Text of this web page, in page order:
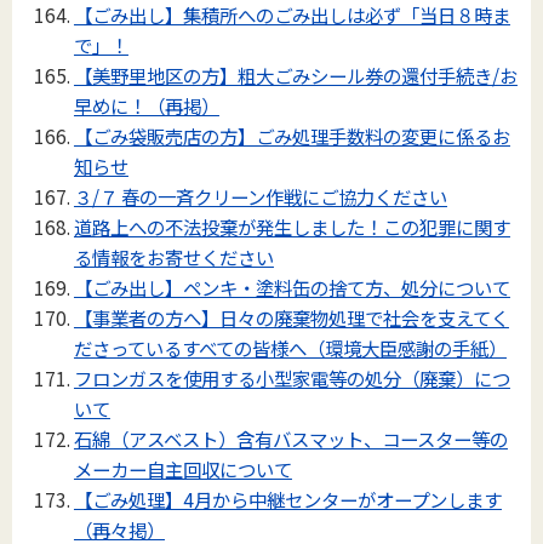
【ごみ出し】集積所へのごみ出しは必ず「当日８時ま
で」！
【美野里地区の方】粗大ごみシール券の還付手続き/お
早めに！（再掲）
【ごみ袋販売店の方】ごみ処理手数料の変更に係るお
知らせ
３/７ 春の一斉クリーン作戦にご協力ください
道路上への不法投棄が発生しました！この犯罪に関す
る情報をお寄せください
【ごみ出し】ペンキ・塗料缶の捨て方、処分について
【事業者の方へ】日々の廃棄物処理で社会を支えてく
ださっているすべての皆様へ（環境大臣感謝の手紙）
フロンガスを使用する小型家電等の処分（廃棄）につ
いて
石綿（アスベスト）含有バスマット、コースター等の
メーカー自主回収について
【ごみ処理】4月から中継センターがオープンします
（再々掲）